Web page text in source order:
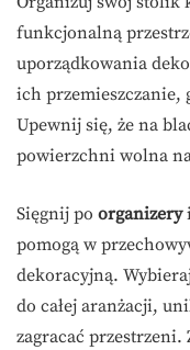
funkcjonalną
uporządkowania
ich przemieszczanie,
Upewnij się, że na
powierzchni wolna
Sięgnij po organizeryi
pomogą w
dekoracyjną.
do całej aranżacji,
zagracać